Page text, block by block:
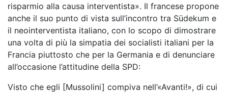
risparmio alla causa interventista». Il francese propone
anche il suo punto di vista sull’incontro tra Südekum e
il neointerventista italiano, con lo scopo di dimostrare
una volta di più la simpatia dei socialisti italiani per la
Francia piuttosto che per la Germania e di denunciare
all’occasione l’attitudine della SPD:
Visto che egli [Mussolini] compiva nell’«Avanti!», di cui